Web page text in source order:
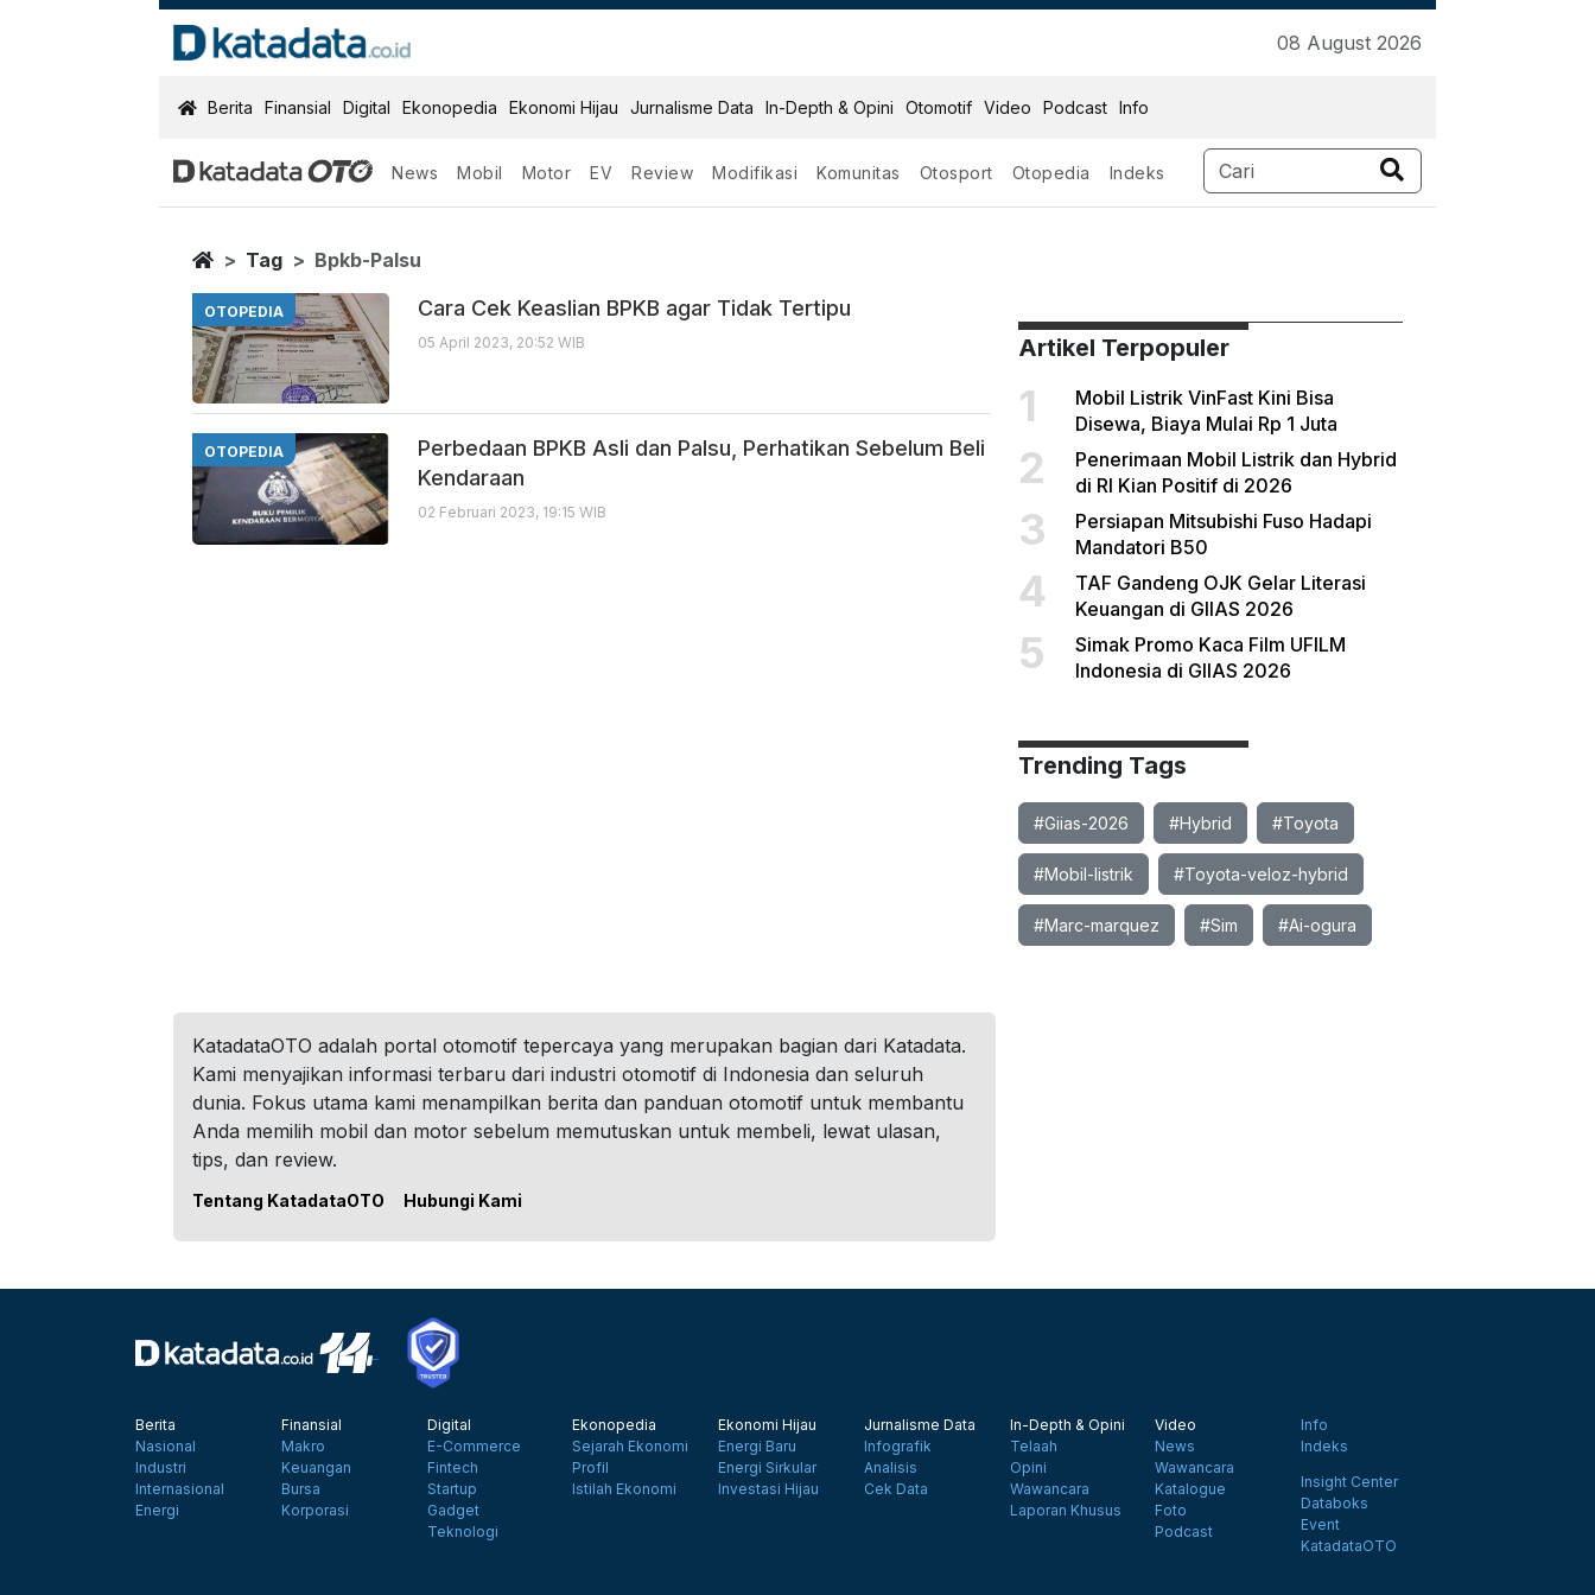
08 August 2026
KatadataOTO
Berita Finansial Digital Ekonopedia Ekonomi Hijau Jurnalisme Data In-Depth & Opini Otomotif Video Podcast Info
News Mobil Motor EV Review Modifikasi Komunitas Otosport Otopedia Indeks
Bpkb Palsu
Berita Terbaru
Home
Tag Bpkb-Palsu
OTOPEDIA Cara Cek Keaslian BPKB agar Tidak Tertipu
05 April 2023, 20:52 WIB
OTOPEDIA
Perbedaan BPKB Asli dan Palsu, Perhatikan Sebelum Beli
Kendaraan
02 Februari 2023, 19:15 WIB
Artikel Terpopuler
1
Mobil Listrik VinFast Kini Bisa
Disewa, Biaya Mulai Rp 1 Juta
2
Penerimaan Mobil Listrik dan Hybrid
di RI Kian Positif di 2026
3
Persiapan Mitsubishi Fuso Hadapi
Mandatori B50
4
TAF Gandeng OJK Gelar Literasi
Keuangan di GIIAS 2026
5
Simak Promo Kaca Film UFILM
Indonesia di GIIAS 2026
Trending Tags
#Giias-2026 #Hybrid #Toyota
#Mobil-listrik #Toyota-veloz-hybrid
#Marc-marquez #Sim #Ai-ogura
KatadataOTO adalah portal otomotif tepercaya yang merupakan bagian dari Katadata.
Kami menyajikan informasi terbaru dari industri otomotif di Indonesia dan seluruh
dunia. Fokus utama kami menampilkan berita dan panduan otomotif untuk membantu
Anda memilih mobil dan motor sebelum memutuskan untuk membeli, lewat ulasan,
tips, dan review.
Tentang KatadataOTO Hubungi Kami
Berita
Nasional
Industri
Internasional
Energi
Finansial
Makro
Keuangan
Bursa
Korporasi
Digital
E-Commerce
Fintech
Startup
Gadget
Teknologi
Ekonopedia
Sejarah Ekonomi
Profil
Istilah Ekonomi
Ekonomi Hijau
Energi Baru
Energi Sirkular
Investasi Hijau
Jurnalisme Data
Infografik
Analisis
Cek Data
In-Depth & Opini
Telaah
Opini
Wawancara
Laporan Khusus
Video
News
Wawancara
Katalogue
Foto
Podcast
Info
Indeks
Insight Center
Databoks
Event
KatadataOTO